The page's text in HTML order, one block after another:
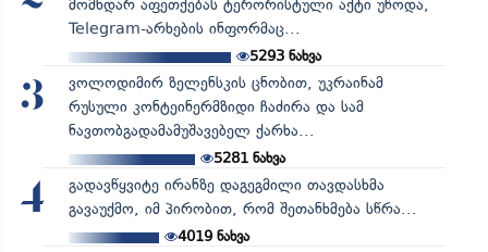
მომხდარ აფეთქებას ტერორისტული აქტი უწოდა,
Telegram-არხების ინფორმაც...
5293ნახვა
3
ვოლოდიმირ ზელენსკის ცნობით, უკრაინამ
რუსული კონტეინერმზიდი ჩაძირა და სამ
ნავთობგადამამუშავებელ ქარხა...
5281ნახვა
4
გადავწყვიტე ირანზე დაგეგმილი თავდასხმა
გავაუქმო, იმ პირობით, რომ შეთანხმება სწრა...
4019ნახვა